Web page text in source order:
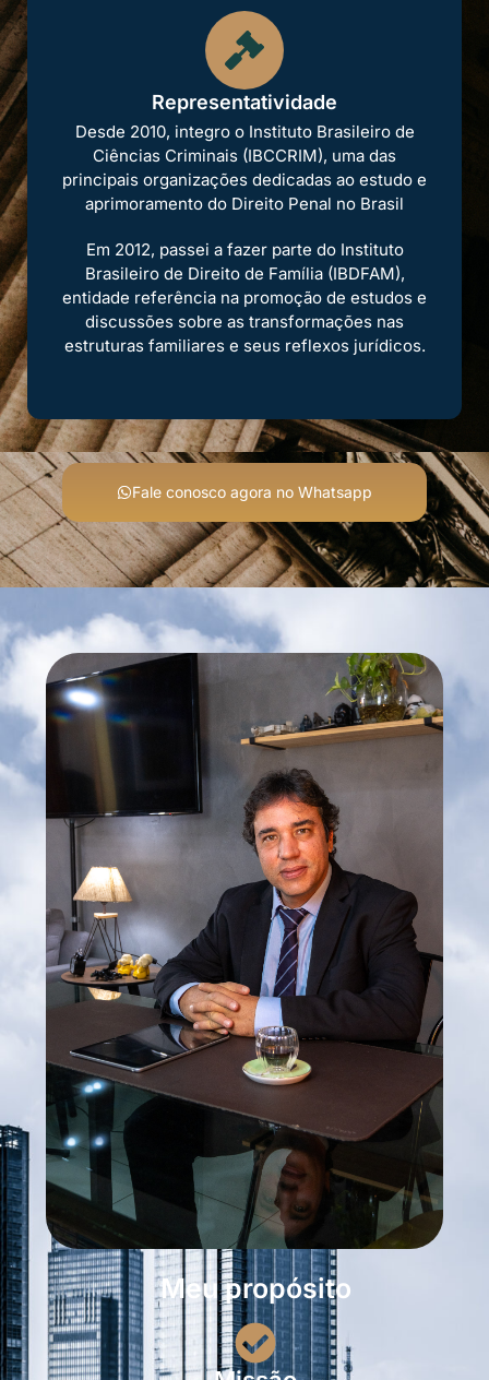
Representatividade
Desde 2010, integro o Instituto Brasileiro de
Ciências Criminais (IBCCRIM), uma das
principais organizações dedicadas ao estudo e
aprimoramento do Direito Penal no Brasil
Em 2012, passei a fazer parte do Instituto
Brasileiro de Direito de Família (IBDFAM),
entidade referência na promoção de estudos e
discussões sobre as transformações nas
estruturas familiares e seus reflexos jurídicos.
Fale conosco agora no Whatsapp
Meu propósito